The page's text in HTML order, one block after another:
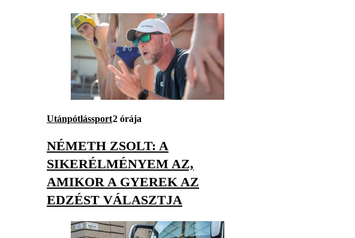
Utánpótlássport2 órája
NÉMETH ZSOLT: A
SIKERÉLMÉNYEM AZ,
AMIKOR A GYEREK AZ
EDZÉST VÁLASZTJA